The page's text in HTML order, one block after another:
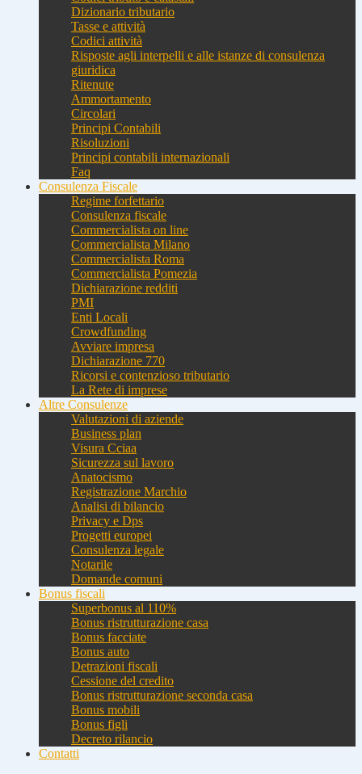
Dizionario tributario
Tasse e attività
Codici attività
Risposte agli interpelli e alle istanze di consulenza
giuridica
Ritenute
Ammortamento
Circolari
Principi Contabili
Risoluzioni
Principi contabili internazionali
Faq
Consulenza Fiscale
Regime forfettario
Consulenza fiscale
Commercialista on line
Commercialista Milano
Commercialista Roma
Commercialista Pomezia
Dichiarazione redditi
PMI
Enti Locali
Crowdfunding
Avviare impresa
Dichiarazione 770
Ricorsi e contenzioso tributario
La Rete di imprese
Altre Consulenze
Valutazioni di aziende
Business plan
Visura Cciaa
Sicurezza sul lavoro
Anatocismo
Registrazione Marchio
Analisi di bilancio
Privacy e Dps
Progetti europei
Consulenza legale
Notarile
Domande comuni
Bonus fiscali
Superbonus al 110%
Bonus ristrutturazione casa
Bonus facciate
Bonus auto
Detrazioni fiscali
Cessione del credito
Bonus ristrutturazione seconda casa
Bonus mobili
Bonus figli
Decreto rilancio
Contatti